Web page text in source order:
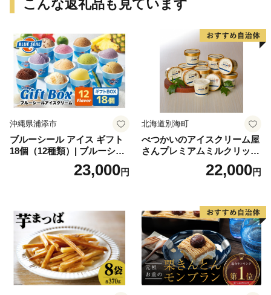
こんな返礼品も見ています
沖縄県浦添市
ブルーシール アイス ギフト
18個（12種類）| ブルーシー
ルアイス ブルーシールアイ
スクリーム 着日指定可能 送
誕生日 カップ 詰め合わせ バ
ラエティ | バニラ チョコレー
ト ストロベリー ピスタチオ
バニラ＆クッキー ウベ 沖縄
紅イモ 塩ちんすこう 沖縄シ
ークヮーサー 沖縄黒糖 琉球
ロイヤルミルクティ 沖縄パ
イン
23,000円
北海道別海町
べつかいのアイスクリーム屋
さんプレミアムミルクリッチ
12個（AP-01）（ 北海道アイ
ス 北海道産アイス アイス ア
道産アイス 道産アイスクリ
ーム ギフト 詰合せ 詰め合わ
せ ふるさと納税 ）
22,000円